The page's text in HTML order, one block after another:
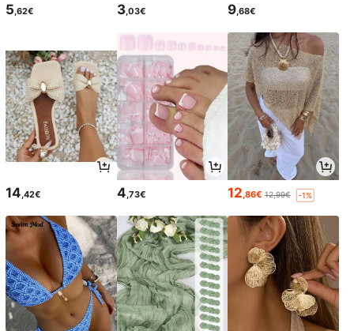
5,62€ 3,03€ 9,68€
14,42€ 4,73€ 12,86€ 12,99€ -1%